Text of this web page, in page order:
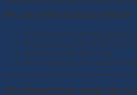
VII. Lưu ý khi sử dụng TS15.10
Chỉ dùng khi có thiết kế phù
Không thay thế TS35/TS40
Cần tính toán tải trọng
Kết hợp đúng hệ cầu phong
VIII. MasterTruss cung cấp